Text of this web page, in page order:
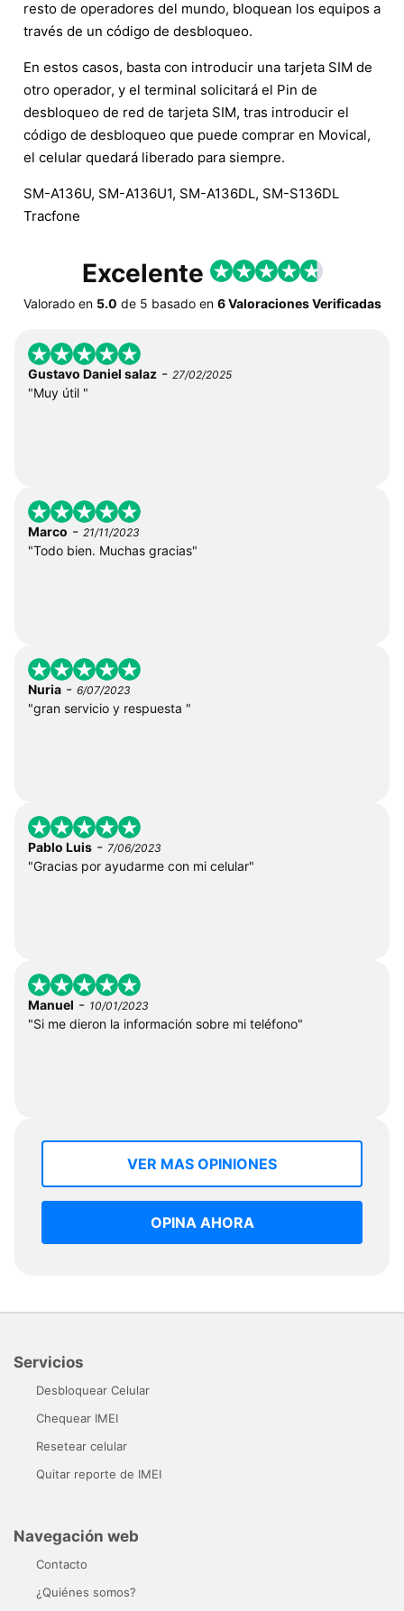
resto de operadores del mundo, bloquean los equipos a
través de un código de desbloqueo.
En estos casos, basta con introducir una tarjeta SIM de
otro operador, y el terminal solicitará el Pin de
desbloqueo de red de tarjeta SIM, tras introducir el
código de desbloqueo que puede comprar en Movical,
el celular quedará liberado para siempre.
SM-A136U, SM-A136U1, SM-A136DL, SM-S136DL
Tracfone
Excelente
Valorado en 5.0 de 5 basado en 6 Valoraciones Verificadas
Gustavo Daniel salaz - 27/02/2025
"Muy útil "
Marco - 21/11/2023
"Todo bien. Muchas gracias"
Nuria - 6/07/2023
"gran servicio y respuesta "
Pablo Luis - 7/06/2023
"Gracias por ayudarme con mi celular"
Manuel - 10/01/2023
"Si me dieron la información sobre mi teléfono"
VER MAS OPINIONES
OPINA AHORA
Servicios
Desbloquear Celular
Chequear IMEI
Resetear celular
Quitar reporte de IMEI
Navegación web
Contacto
¿Quiénes somos?